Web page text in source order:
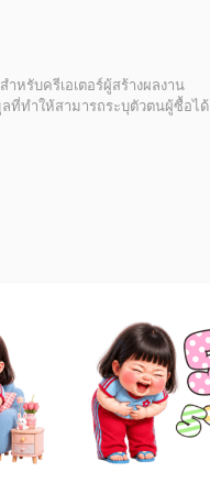
หรับครีเอเตอร์ผู้สร้างผลงาน
ที่ทำให้สามารถระบุตัวตนผู้ซื้อได้